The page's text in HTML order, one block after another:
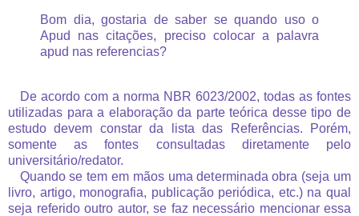
Bom dia, gostaria de saber se quando uso o
Apud nas citações, preciso colocar a palavra
apud nas referencias?
De acordo com a norma NBR 6023/2002, todas as fontes
utilizadas para a elaboração da parte teórica desse tipo de
estudo devem constar da lista das Referências. Porém,
somente as fontes consultadas diretamente pelo
universitário/redator.
Quando se tem em mãos uma determinada obra (seja um
livro, artigo, monografia, publicação periódica, etc.) na qual
seja referido outro autor, se faz necessário mencionar essa